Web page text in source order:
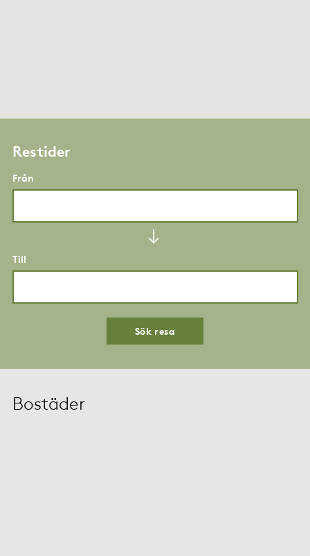
Restider
Från
Till
Sök resa
Bostäder